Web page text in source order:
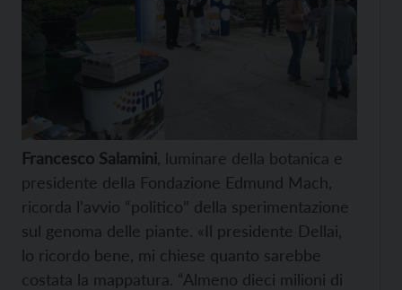
Francesco Salamini , luminare della botanica e
presidente della Fondazione Edmund Mach,
ricorda l’avvio “politico” della sperimentazione
sul genoma delle piante. «Il presidente Dellai,
lo ricordo bene, mi chiese quanto sarebbe
costata la mappatura. “Almeno dieci milioni di